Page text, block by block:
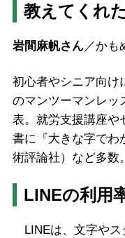
教えてくれ
岩間麻帆さん／かも
初心者やシニア向け
のマンツーマンレッ
表。就労支援講座や
書に『大きな字でわ
術評論社）など多数。
LINEの利用
LINEは、文字やス